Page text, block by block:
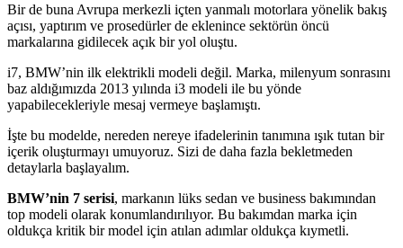
Bir de buna Avrupa merkezli içten yanmalı motorlara yönelik bakış
açısı, yaptırım ve prosedürler de eklenince sektörün öncü
markalarına gidilecek açık bir yol oluştu.
i7, BMW’nin ilk elektrikli modeli değil. Marka, milenyum sonrasını
baz aldığımızda 2013 yılında i3 modeli ile bu yönde
yapabilecekleriyle mesaj vermeye başlamıştı.
İşte bu modelde, nereden nereye ifadelerinin tanımına ışık tutan bir
içerik oluşturmayı umuyoruz. Sizi de daha fazla bekletmeden
detaylarla başlayalım.
BMW’nin 7 serisi, markanın lüks sedan ve business bakımından
top modeli olarak konumlandırılıyor. Bu bakımdan marka için
oldukça kritik bir model için atılan adımlar oldukça kıymetli.